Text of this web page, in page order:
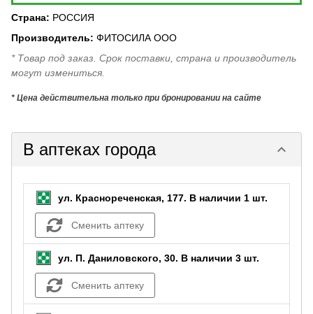
Страна: РОССИЯ
Производитель: ФИТОСИЛА ООО
* Товар под заказ. Срок поставки, страна и производитель
могут измениться.
* Цена действительна только при бронировании на сайте
В аптеках города keyboard_arrow_down
ул. Краснореченская, 177. В наличии 1 шт.
Сменить аптеку
ул. П. Даниловского, 30. В наличии 3 шт.
Сменить аптеку